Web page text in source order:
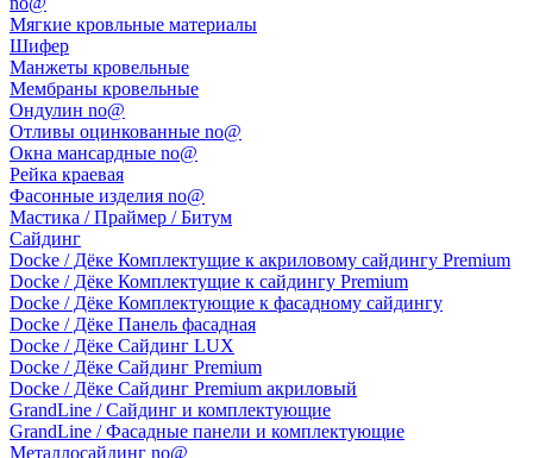
Мягкие кровльные материалы
Шифер
Манжеты кровельные
Мембраны кровельные
Ондулин no@
Отливы оцинкованные no@
Окна мансардные no@
Рейка краевая
Фасонные изделия no@
Мастика / Праймер / Битум
Сайдинг
Docke / Дёке Комплектущие к акриловому сайдингу Premium
Docke / Дёке Комплектущие к сайдингу Premium
Docke / Дёке Комплектующие к фасадному сайдингу
Docke / Дёке Панель фасадная
Docke / Дёке Сайдинг LUX
Docke / Дёке Сайдинг Premium
Docke / Дёке Сайдинг Premium акриловый
GrandLine / Сайдинг и комплектующие
GrandLine / Фасадные панели и комплектующие
Металлосайдинг no@